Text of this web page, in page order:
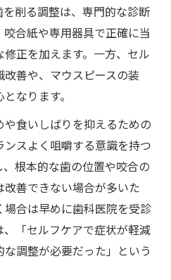
削る調整は、専門的な診断
合紙や専用器具で正確に当
正を加えます。一方、セル
善や、マウスピースの装
なります。
食いしばりを抑えるための
スよく咀嚼する意識を持つ
根本的な歯の位置や咬合の
善できない場合が多いた
合は早めに歯科医院を受診
「セルフケアで症状が軽減
調整が必要だった」という